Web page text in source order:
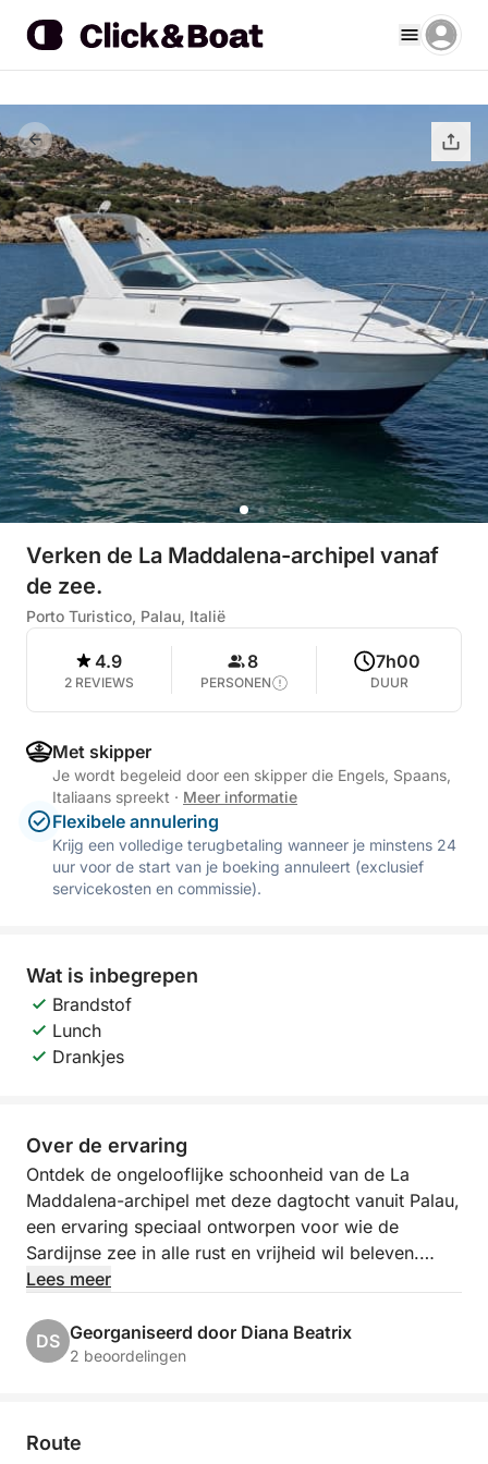
Verken de La Maddalena-archipel vanaf
de zee.
Porto Turistico, Palau, Italië
4.9
2 REVIEWS
8
PERSONEN
7h00
DUUR
Met skipper
Je wordt begeleid door een skipper die Engels, Spaans,
Italiaans spreekt · Meer informatie
Flexibele annulering
Krijg een volledige terugbetaling wanneer je minstens 24
uur voor de start van je boeking annuleert (exclusief
servicekosten en commissie).
Wat is inbegrepen
Brandstof
Lunch
Drankjes
Over de ervaring
Ontdek de ongelooflijke schoonheid van de La
Maddalena-archipel met deze dagtocht vanuit Palau,
een ervaring speciaal ontworpen voor wie de
Sardijnse zee in alle rust en vrijheid wil beleven.
eilanden in de Middellandse Zee, omgeven door
turquoise wateren, witte stranden en unieke
archipel. De kapitein kiest de locaties op basis van
Lees meer
DS Georganiseerd door Diana Beatrix
2 beoordelingen
Route